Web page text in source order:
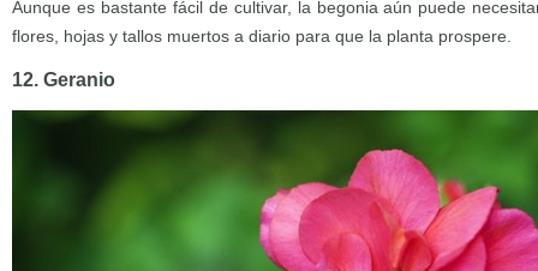
Aunque es bastante fácil de cultivar, la begonia aún puede
flores, hojas y tallos muertos a diario para que la planta prospere.
12. Geranio